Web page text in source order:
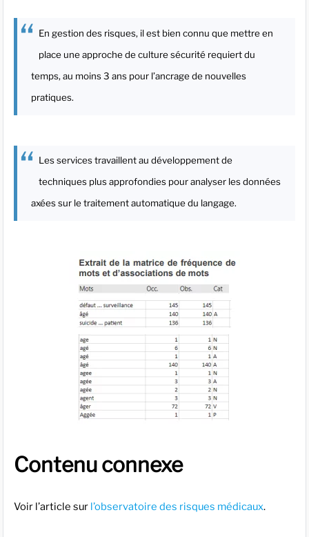
En gestion des risques, il est bien connu que mettre en
place une approche de culture sécurité requiert du
temps, au moins 3 ans pour l’ancrage de nouvelles
pratiques.
Les services travaillent au développement de
techniques plus approfondies pour analyser les données
axées sur le traitement automatique du langage.
Contenu connexe
Voir l’article sur l’observatoire des risques médicaux.